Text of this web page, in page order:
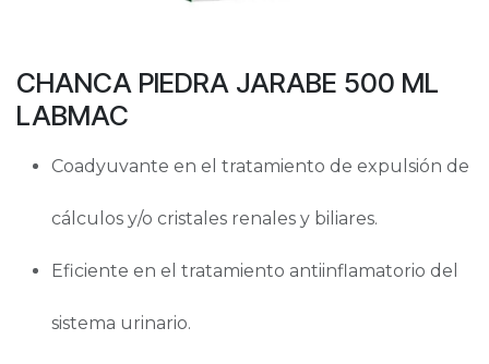
CHANCA PIEDRA JARABE 500 ML
LABMAC
Coadyuvante en el tratamiento de expulsión de
cálculos y/o cristales renales y biliares.
Eficiente en el tratamiento antiinflamatorio del
sistema urinario.